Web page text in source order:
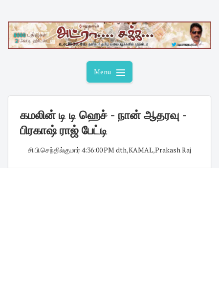
content
Menu
கமலின் டி டி ஹெச் - நான் ஆதரவு -
பிரகாஷ் ராஜ் பேட்டி
சி.பி.செந்தில்குமார்4:36:00 PM dth,KAMAL,Prakash Raj